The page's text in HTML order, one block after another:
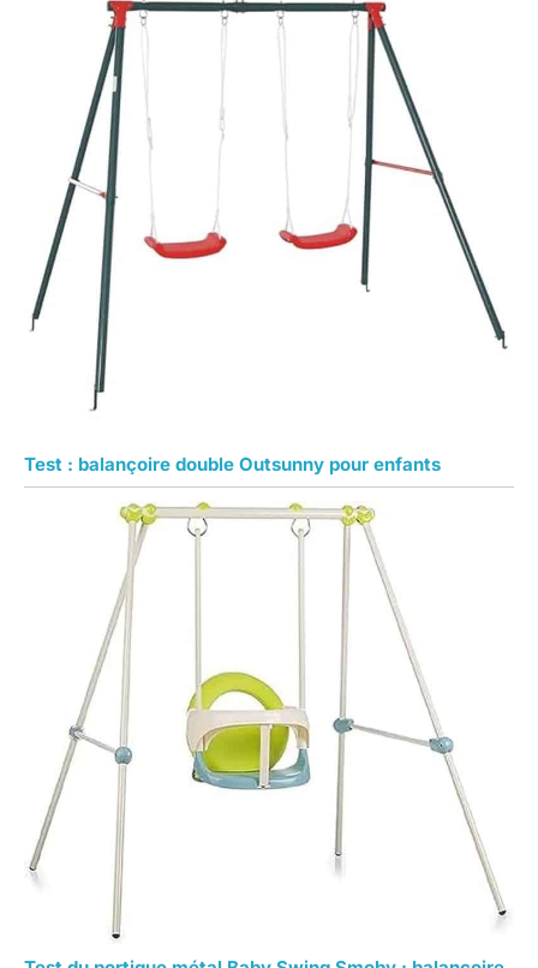
Test : balançoire double Outsunny pour enfants